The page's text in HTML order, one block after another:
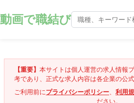
動画で職結び
【重要】 本サイトは個人運営の求人情報
考であり、正式な求人内容は各企業の公
ご利用前にプライバシーポリシー、 利用
ださい。